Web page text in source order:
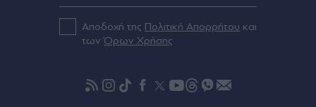
Ανήλικοι σε jet ski και βαρκάκια στα χέρια
άπειρων οδηγών - Τα περιστατικά που
Πριν 28 λεπτά
Αποδοχή της Πολιτική Απορρήτου και
τωνΌρων Χρήσης